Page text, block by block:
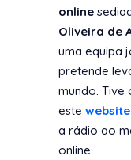
online
Oliveira de
uma equipa
pretende
mundo. Tive
este website
a rádio ao
online.